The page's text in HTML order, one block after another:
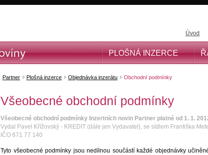
Úvod
PLOŠNÁ INZERCE
Partner Plošná inzerce Objednávka inzerátu Obchodní podmínky
Všeobecné obchodní podmínky
Všeobecné obchodní podmínky Inzertních novin Partner platné od 1. 1.
Vydal Pavel Křížovský - KREDIT (dále jen Vydavatel), se sídlem Františka
IČO 671 77 140
Tyto všeobecné podmínky jsou nedílnou součástí každé objednávky